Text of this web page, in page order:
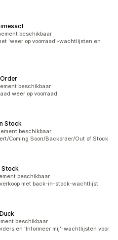
beschikbaar
'weer op voorraad'-wachtlijsten en
beschikbaar
weer op voorraad
Stock
beschikbaar
Coming Soon/Backorder/Out of Stock
Stock
beschikbaar
met back-in-stock-wachtlijst
beschikbaar
en 'Informeer mij'-wachtlijsten voor